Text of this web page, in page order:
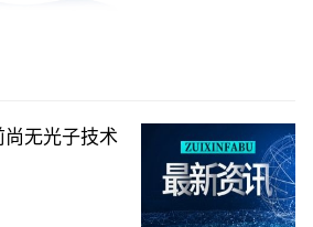
尚无光子技术